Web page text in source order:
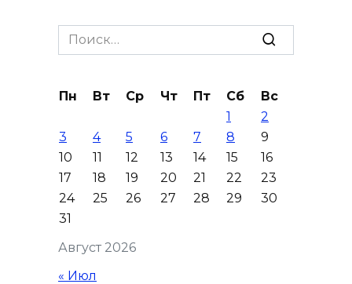
Журналисты «ДОН 24» вышли
Островского
Сносить нельзя, сохранять
нечем: как ростовчане
спасают доходный дом
Рувинского от запустения
08 августа 2026 14:04
Search
for:
Август 2026
Пн Вт Ср Чт Пт Сб
Вс
1
2
3
4 5 6 7 8
9
10
11 12 13 14 15
16
17
18 19 20 21 22
23
24
25 26 27 28 29
30
31
« Июл